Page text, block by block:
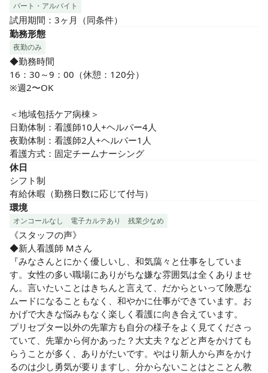
パート・アルバイト
試用期間：3ヶ月（同条件）
勤務形態
夜勤のみ
◆勤務時間
16：30～9：00（休憩：120分）
※週2〜OK
＜地域包括ケア病棟＞
日勤体制：看護師10人+ヘルパー4人
夜勤体制：看護師2人+ヘルパー1人
看護方式：固定チームナーシング
休日
シフト制
有給休暇（勤務日数に応じて付与）
環境
オンコールなし 電子カルテあり 残業少なめ
《スタッフの声》
◆新人看護師 Mさん
『みなさんとにかく優しいし、和気藹々と仕事をしていま
す。女性の多い職場にありがちな嫌な雰囲気は全くありませ
ん。言いたいことはきちんと言えて、だからといって険悪な
ムードになることもなく、和やかに仕事ができています。お
かげで大きな悩みもなく楽しく看護に向き合えています。
プリセプター以外の先輩方も自分の様子をよく見てくださっ
ていて、先輩から何かあった？大丈夫？などと声をかけても
らうことが多く、ありがたいです。やはり新人から声をかけ
るのは少し勇気が要りますし、分からないことはとことん教